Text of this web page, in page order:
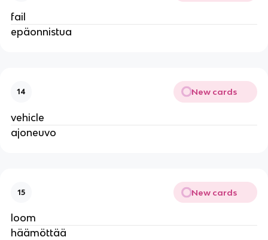
fail
epäonnistua
14 New cards
vehicle
ajoneuvo
15 New cards
loom
häämöttää